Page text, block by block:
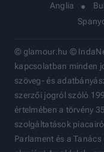
Anglia
© glamour.hu ©
kapcsolatban minden
szöveg- és
szerzői jogról szóló
értelmében a törvény
szolgáltatások
Parlament és a